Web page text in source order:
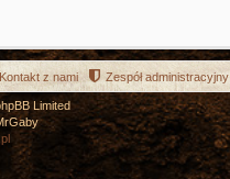
Zespół administracyjny
Kontakt z nami
Limited